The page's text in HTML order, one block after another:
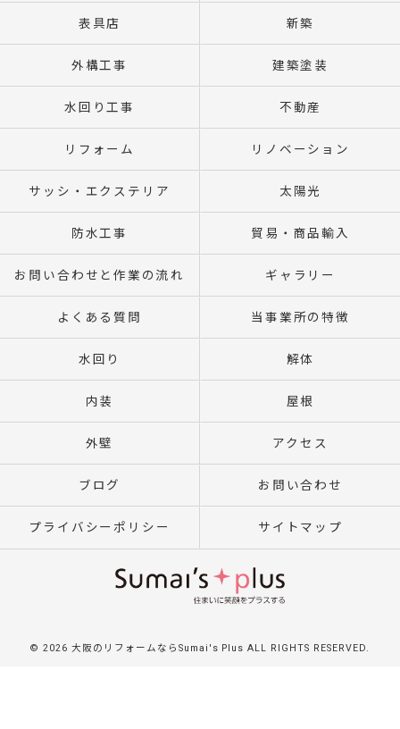
表具店 新築
外構工事 建築塗装
水回り工事 不動産
リフォーム リノベーション
サッシ・エクステリア 太陽光
防水工事 貿易・商品輸入
お問い合わせと作業の流れ ギャラリー
よくある質問 当事業所の特徴
水回り 解体
内装 屋根
外壁 アクセス
ブログ お問い合わせ
プライバシーポリシー サイトマップ
© 2026 大阪のリフォームならSumai's Plus ALL RIGHTS RESERVED.